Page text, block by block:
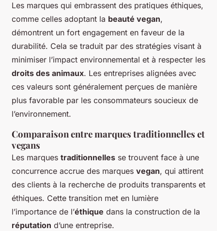
Les marques qui embrassent des pratiques éthiques,
comme celles adoptant la beauté vegan,
démontrent un fort engagement en faveur de la
durabilité. Cela se traduit par des stratégies visant à
minimiser l’impact environnemental et à respecter les
droits des animaux. Les entreprises alignées avec
ces valeurs sont généralement perçues de manière
plus favorable par les consommateurs soucieux de
l’environnement.
Comparaison entre marques traditionnelles et
vegans
Les marques traditionnelles se trouvent face à une
concurrence accrue des marques vegan, qui attirent
des clients à la recherche de produits transparents et
éthiques. Cette transition met en lumière
l’importance de l’éthique dans la construction de la
réputation d’une entreprise.